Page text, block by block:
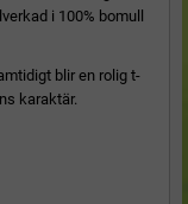
i 100% bomull
blir en rolig t-
karaktär.